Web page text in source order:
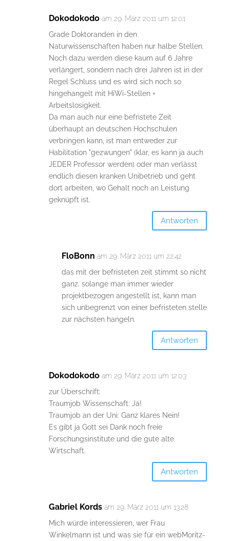
Dokodokodo am 29. März 2011 um 12:01
Grade Doktoranden in den
Naturwissenschaften haben nur halbe Stellen.
Noch dazu werden diese kaum auf 6 Jahre
verlängert, sondern nach drei Jahren ist in der
Regel Schluss und es wird sich noch so
hingehangelt mit HiWi-Stellen +
Arbeitslosigkeit.
Da man auch nur eine befristete Zeit
überhaupt an deutschen Hochschulen
verbringen kann, ist man entweder zur
Habilitation "gezwungen" (klar, es kann ja auch
JEDER Professor werden) oder man verlässt
endlich diesen kranken Unibetrieb und geht
dort arbeiten, wo Gehalt noch an Leistung
geknüpft ist.
Antworten
FloBonn am 29. März 2011 um 22:42
das mit der befristeten zeit stimmt so nicht
ganz. solange man immer wieder
projektbezogen angestellt ist, kann man
sich unbegrenzt von einer befristeten stelle
zur nächsten hangeln.
Antworten
Dokodokodo am 29. März 2011 um 12:03
zur Überschrift:
Traumjob Wissenschaft: Ja!
Traumjob an der Uni: Ganz klares Nein!
Es gibt ja Gott sei Dank noch freie
Forschungsinstitute und die gute alte
Wirtschaft.
Antworten
Gabriel Kords am 29. März 2011 um 13:28
Mich würde interessieren, wer Frau
Winkelmann ist und was sie für ein webMoritz-